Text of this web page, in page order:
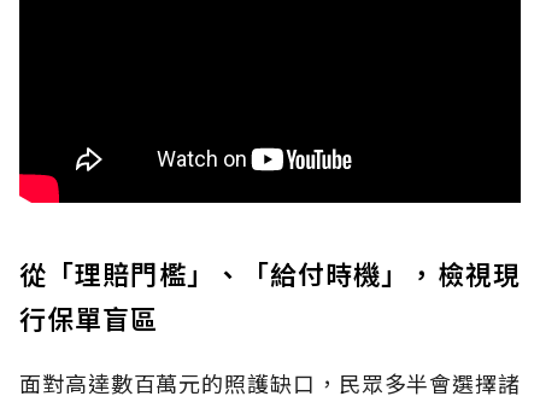
從「理賠門檻」、「給付時機」，檢視現
行保單盲區
面對高達數百萬元的照護缺口，民眾多半會選擇諸